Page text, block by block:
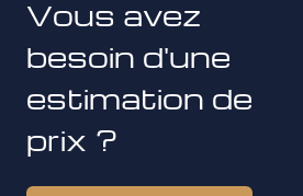
Vous avez
besoin d'une
estimation de
prix ?